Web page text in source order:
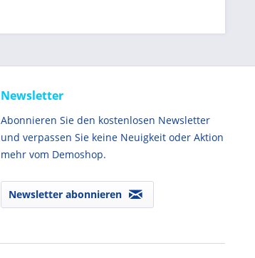
Newsletter
Abonnieren Sie den kostenlosen Newsletter
und verpassen Sie keine Neuigkeit oder Aktion
mehr vom Demoshop.
Newsletter abonnieren